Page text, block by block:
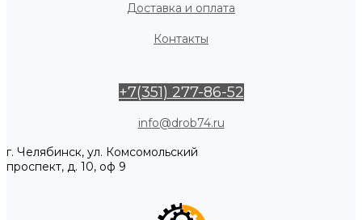
Доставка и оплата
Контакты
+7(351) 277-86-52
info@drob74.ru
г. Челябинск, ул. Комсомольский
проспект, д. 10, оф 9